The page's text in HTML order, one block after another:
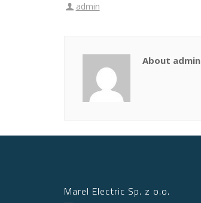
admin
About admin
Marel Electric Sp. z o.o.